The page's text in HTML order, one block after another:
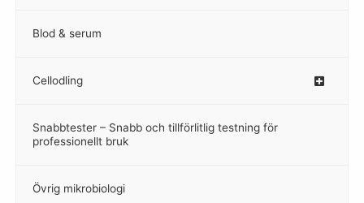
Blod & serum
Cellodling
–
Snabbtester – Snabb och tillförlitlig testning för
professionellt bruk
–
Övrig mikrobiologi
–